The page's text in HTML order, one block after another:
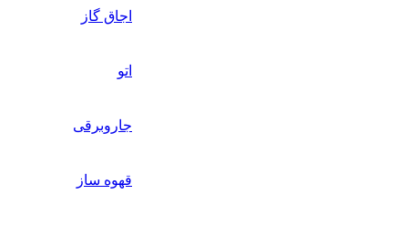
اجاق گاز
اتو
جاروبرقی
قهوه ساز